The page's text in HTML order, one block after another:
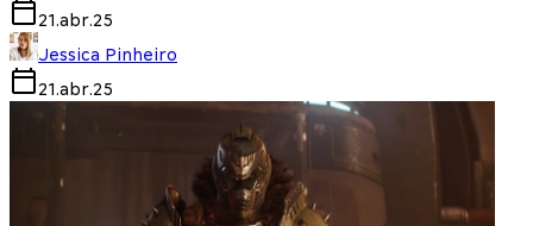
21.abr.25
Jessica Pinheiro
21.abr.25